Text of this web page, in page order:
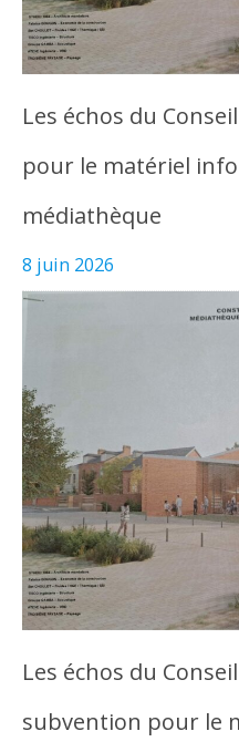
Les échos du
pour le matériel
médiathèque
8 juin 2026
Les échos du
subvention pour le